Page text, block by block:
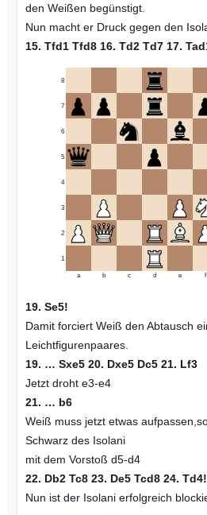
den Weißen begünstigt.
Nun macht er Druck gegen den
15. Tfd1 Tfd8 16. Td2 Td7 17.
1
2
3
4
5
6
7
8
a b c d e f
19. Se5!
Damit forciert Weiß den Abtausch
Leichtfigurenpaares.
19. … Sxe5 20. Dxe5 Dc5 21. Lf3
Jetzt droht e3-e4
21. … b6
Weiß muss jetzt etwas
Schwarz des Isolani
mit dem Vorstoß d5-d4
22. Db2 Tc8 23. De5 Tcd8 24.
Nun ist der Isolani erfolgreich